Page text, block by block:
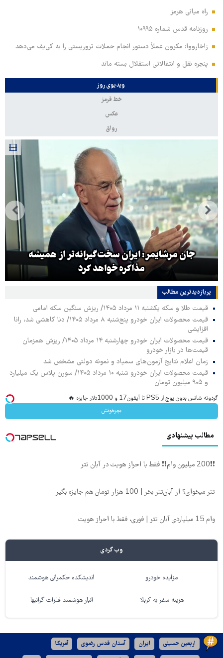
راه میانی هرمز
روزنامه قدس شماره ۱۰۹۹۵
زاخارووا: مکرون عملاً دستور انجام حملات تروریستی را به کی‌یف می‌دهد
پنجره‌ نقل و انتقالاتی استقلال بسته ماند
ویدیوی روز
خط قرمز
عکس
رواق
جان مرشایمر: ایران سخت‌گیرانه‌تر از همیشه
مذاکره خواهد کرد
پربازدیدترین‌ مطالب
قیمت طلا و سکه یکشنبه ۱۱ مرداد ۱۴۰۵/ ریزش سنگین سکه امامی
قیمت محصولات ایران خودرو پنج‌شنبه ۸ مرداد ۱۴۰۵/ دنا کاهشی شد، رانا
افزایشی
قیمت محصولات ایران خودرو چهارشنبه ۱۴ مرداد ۱۴۰۵/ ریزش همزمان
قیمت‌ها در بازار خودرو
زمان اعلام نتایج آزمون‌های سمپاد و نمونه دولتی مشخص شد
قیمت محصولات ایران خودرو شنبه ۱۰ مرداد ۱۴۰۵/ سورن پلاس یک میلیارد
و ۹۰۵ میلیون تومان
گردونه شانس بدون پوچ از PS5 تا آیفون17 و 1000دلار جایزه 🔥
بچرخونش
مطالب پیشنهادی
❗❗200 میلیون وام❗❗ فقط با احراز هویت در آبان تتر
تتر میخوای؟ از آبان‌تتر بخر | 100 هزار تومان هم جایزه بگیر
وام 15 میلیاردی آبان تتر | فوری، فقط با احراز هویت
وب گردی
مزایده خودرو اندیشکده حکمرانی هوشمند
هزینه سفر به کربلا انبار هوشمند فلزات گرانبها
اربعین حسینی ایران آستان قدس رضوی آمریکا